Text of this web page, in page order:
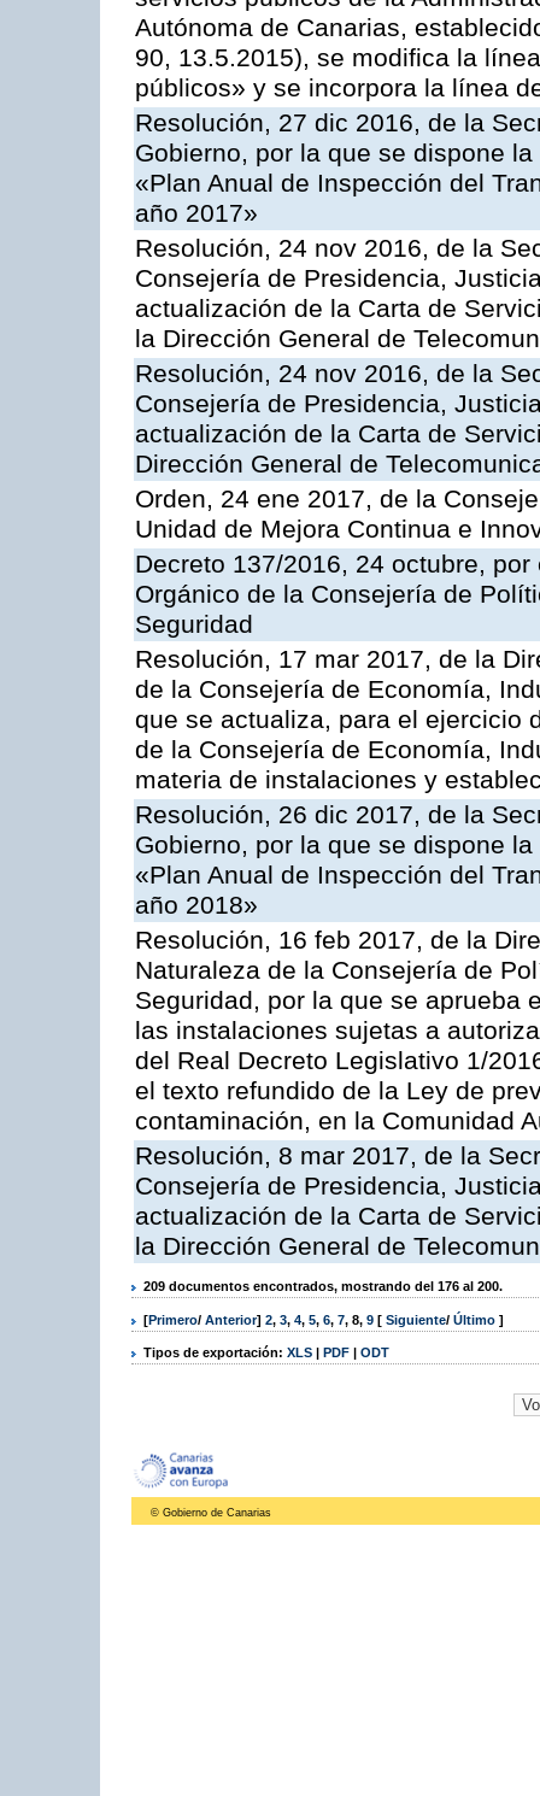
Autónoma de Canarias,
90, 13.5.2015), se modifica la
públicos» y se incorpora la línea
Resolución, 27 dic 2016, de la
Gobierno, por la que se dispone
«Plan Anual de Inspección del
año 2017»
Resolución, 24 nov 2016, de la
Consejería de Presidencia,
actualización de la Carta de
la Dirección General de
Resolución, 24 nov 2016, de la
Consejería de Presidencia,
actualización de la Carta de
Dirección General de
Orden, 24 ene 2017, de la
Unidad de Mejora Continua e
Decreto 137/2016, 24 octubre,
Orgánico de la Consejería de
Seguridad
Resolución, 17 mar 2017, de la
de la Consejería de Economía,
que se actualiza, para el ejercicio
de la Consejería de Economía,
materia de instalaciones y
Resolución, 26 dic 2017, de la
Gobierno, por la que se dispone
«Plan Anual de Inspección del
año 2018»
Resolución, 16 feb 2017, de la
Naturaleza de la Consejería de
Seguridad, por la que se aprueba
las instalaciones sujetas a
del Real Decreto Legislativo 1/
el texto refundido de la Ley de
contaminación, en la Comunidad
Resolución, 8 mar 2017, de la
Consejería de Presidencia,
actualización de la Carta de
la Dirección General de
209 documentos encontrados, mostrando del 176 al 200.
[Primero/ Anterior] 2, 3, 4, 5, 6, 7, 8, 9 [ Siguiente/ Último ]
Tipos de exportación: XLS | PDF | ODT
© Gobierno de Canarias